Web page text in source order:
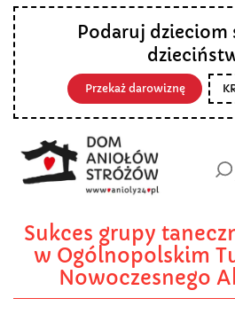
Podaruj dzieciom
Przekaż darowiznę
Sukces grupy
w Ogólnopolskim
Nowoczesnego